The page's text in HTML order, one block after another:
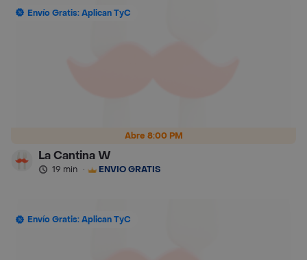
Abre 8:00 PM
Envío Gratis: Aplican TyC
La Cantina W
19 min · ENVÍO GRATIS
Envío Gratis: Aplican TyC